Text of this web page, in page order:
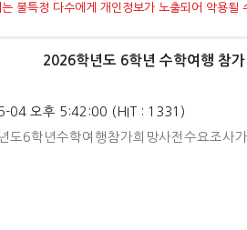
불특정 다수에게 개인정보가 노출되어 악용
2026학년도 6학년 수학여행 참
04 오후 5:42:00 (HIT : 1331)
도6학년수학여행참가희망사전수요조사